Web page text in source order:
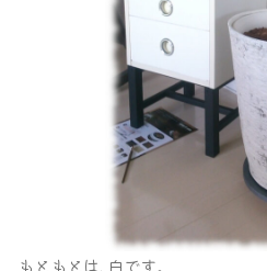
もともとは､白です｡